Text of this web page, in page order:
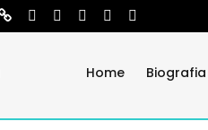
Home Biografia